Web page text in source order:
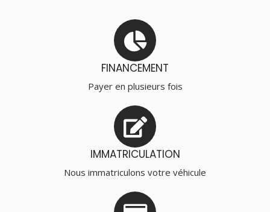
FINANCEMENT
Payer en plusieurs fois
IMMATRICULATION
Nous immatriculons votre véhicule